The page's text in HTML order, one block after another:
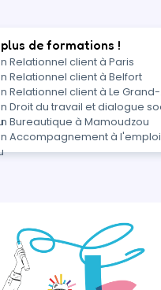
de formations !
Relationnel client à Paris
Relationnel client à Belfort
Relationnel client à Le Grand-
Droit du travail et dialogue
Bureautique à Mamoudzou
Accompagnement à